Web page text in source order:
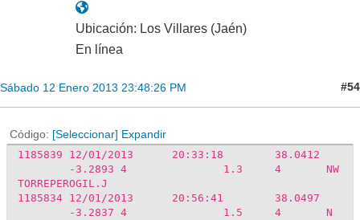
Ubicación: Los Villares (Jaén)
En línea
Sábado 12 Enero 2013 23:48:26 PM #54
Código [Seleccionar] Expandir
1185839 12/01/2013 20:33:18
38.0412
-3.2893 4 1.3 4
NW
TORREPEROGIL.J
1185834
12/01/2013 20:56:41
38.0497
-3.2837 4 1.5 4
N